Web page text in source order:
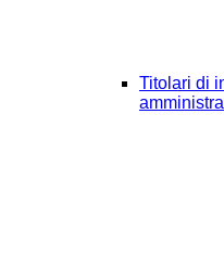
Titolari di